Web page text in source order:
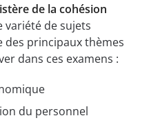
de la cohésion
variété de sujets
des principaux thèmes
dans ces examens :
du personnel